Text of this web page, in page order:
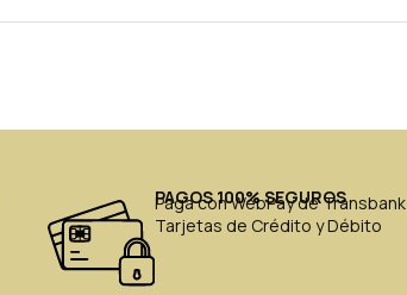
PAGOS 100% SEGUROS
Paga con WebPay de Transbank
Tarjetas de Crédito y Débito